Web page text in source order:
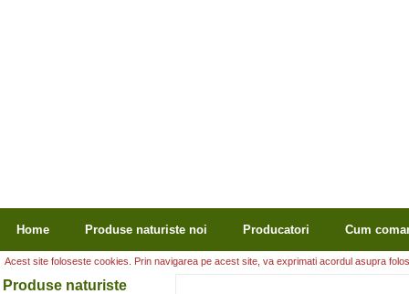
Home Produse naturiste noi Producatori Cum
Acest site foloseste cookies. Prin navigarea pe acest site, va exprimati acordul asupra
Produse naturiste